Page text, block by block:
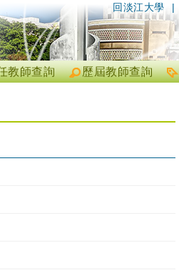
|
回淡江大學
歷屆教師查詢
教師查詢